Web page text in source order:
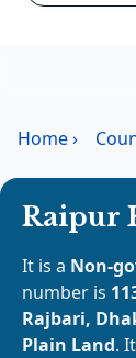
Home›
Raipur
It is a Non-
number is
Rajbari,
Plain Land.